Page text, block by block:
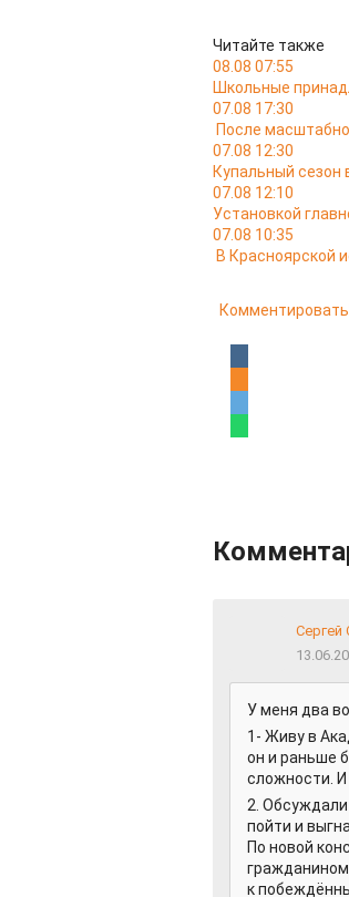
Читайте также
08.08 07:55
Школьные
07.08 17:30
После
07.08 12:30
Купальный сезон
07.08 12:10
Установкой
07.08 10:35
В Красноярской
Комментировать
Сергей
У меня два
1- Живу в
он и раньше
сложности. И
2.
пойти и
По новой
к